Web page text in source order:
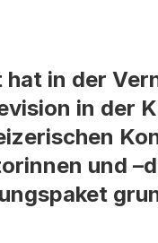
hat in der
in der
und